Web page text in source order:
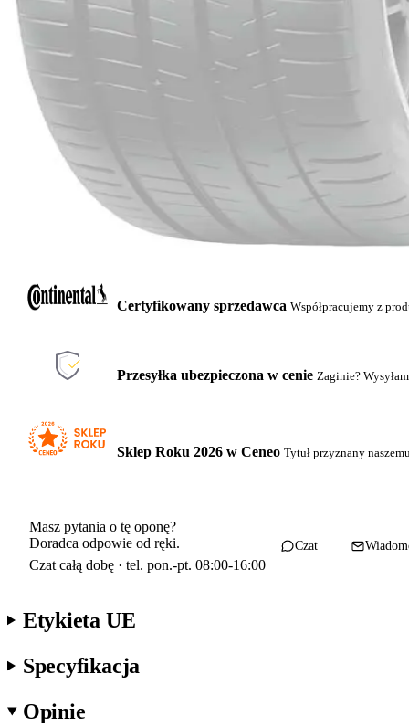
Certyfikowany sprzedawca Współpracujemy z
Przesyłka ubezpieczona w cenie Zaginie?
Sklep Roku 2026 w Ceneo Tytuł przyznany
Masz pytania o tę oponę?
Doradca odpowie od ręki.
Czat całą dobę · tel. pon.-pt. 08:00-16:00
Czat
Etykieta UE
Specyfikacja
Opinie